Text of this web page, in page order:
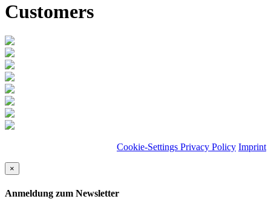
Customers
Cookie-Settings Privacy Policy Imprint
×
Anmeldung zum Newsletter